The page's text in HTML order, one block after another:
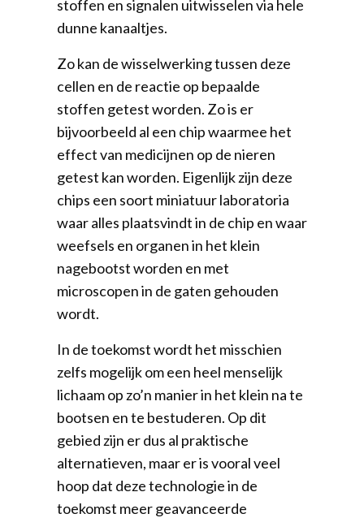
stoffen en signalen uitwisselen via hele
dunne kanaaltjes.
Zo kan de wisselwerking tussen deze
cellen en de reactie op bepaalde
stoffen getest worden. Zo is er
bijvoorbeeld al een chip waarmee het
effect van medicijnen op de nieren
getest kan worden. Eigenlijk zijn deze
chips een soort miniatuur laboratoria
waar alles plaatsvindt in de chip en waar
weefsels en organen in het klein
nagebootst worden en met
microscopen in de gaten gehouden
wordt.
In de toekomst wordt het misschien
zelfs mogelijk om een heel menselijk
lichaam op zo’n manier in het klein na te
bootsen en te bestuderen. Op dit
gebied zijn er dus al praktische
alternatieven, maar er is vooral veel
hoop dat deze technologie in de
toekomst meer geavanceerde